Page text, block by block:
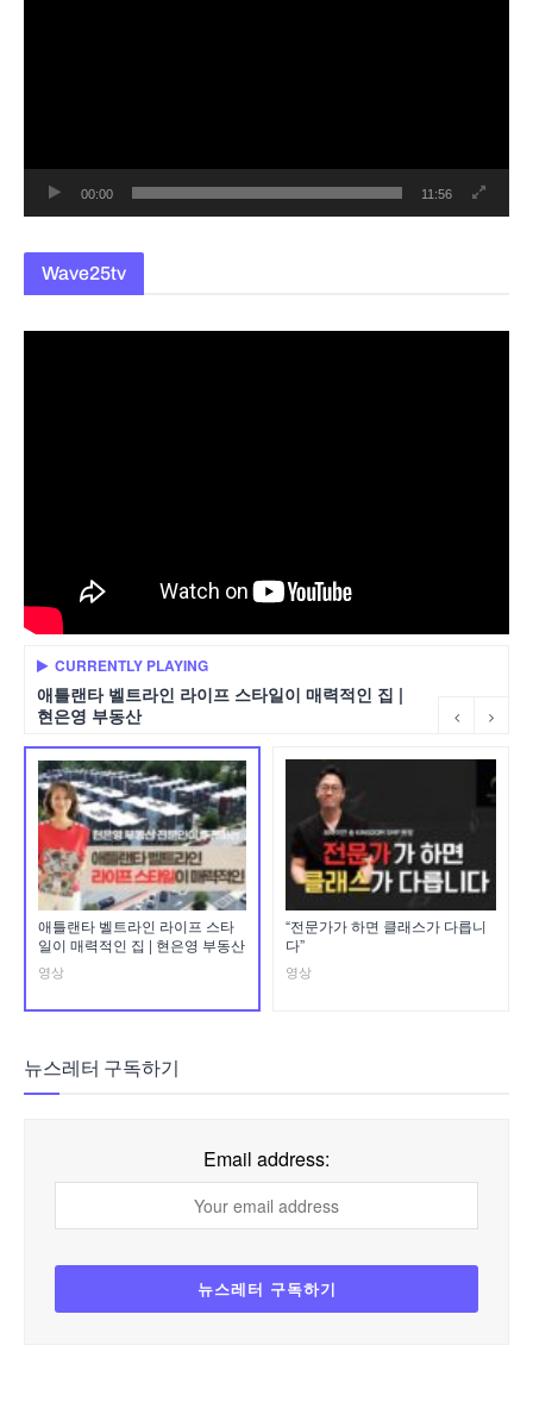
00:00 11:56
Wave25tv
CURRENTLY PLAYING
애틀랜타 벨트라인 라이프 스타일이 매력적인 집 |
현은영 부동산
애틀랜타 벨트라인 라이프 스타
일이 매력적인 집 | 현은영 부동산
영상
“전문가가 하면 클래스가 다릅니
다”
영상
뉴스레터 구독하기
Email address: